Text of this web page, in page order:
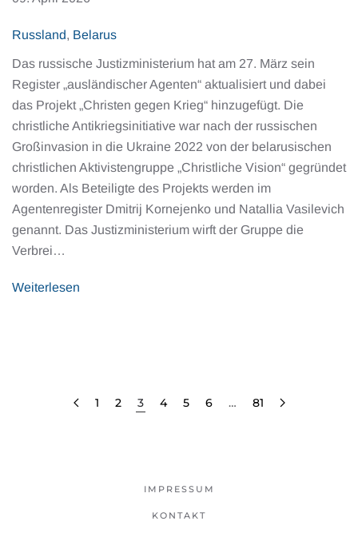
Russland, Belarus
Das russische Justizministerium hat am 27. März sein
Register „ausländischer Agenten“ aktualisiert und dabei
das Projekt „Christen gegen Krieg“ hinzugefügt. Die
christliche Antikriegsinitiative war nach der russischen
Großinvasion in die Ukraine 2022 von der belarusischen
christlichen Aktivistengruppe „Christliche Vision“ gegründet
worden. Als Beteiligte des Projekts werden im
Agentenregister Dmitrij Kornejenko und Natallia Vasilevich
genannt. Das Justizministerium wirft der Gruppe die
Verbrei…
Weiterlesen
1 2 3 4 5 6 … 81
IMPRESSUM
KONTAKT